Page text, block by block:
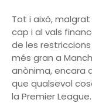
Tot i això,
cap i al vals
de les
més gran a
anònima, encara
que qualsevol
la Premier League.